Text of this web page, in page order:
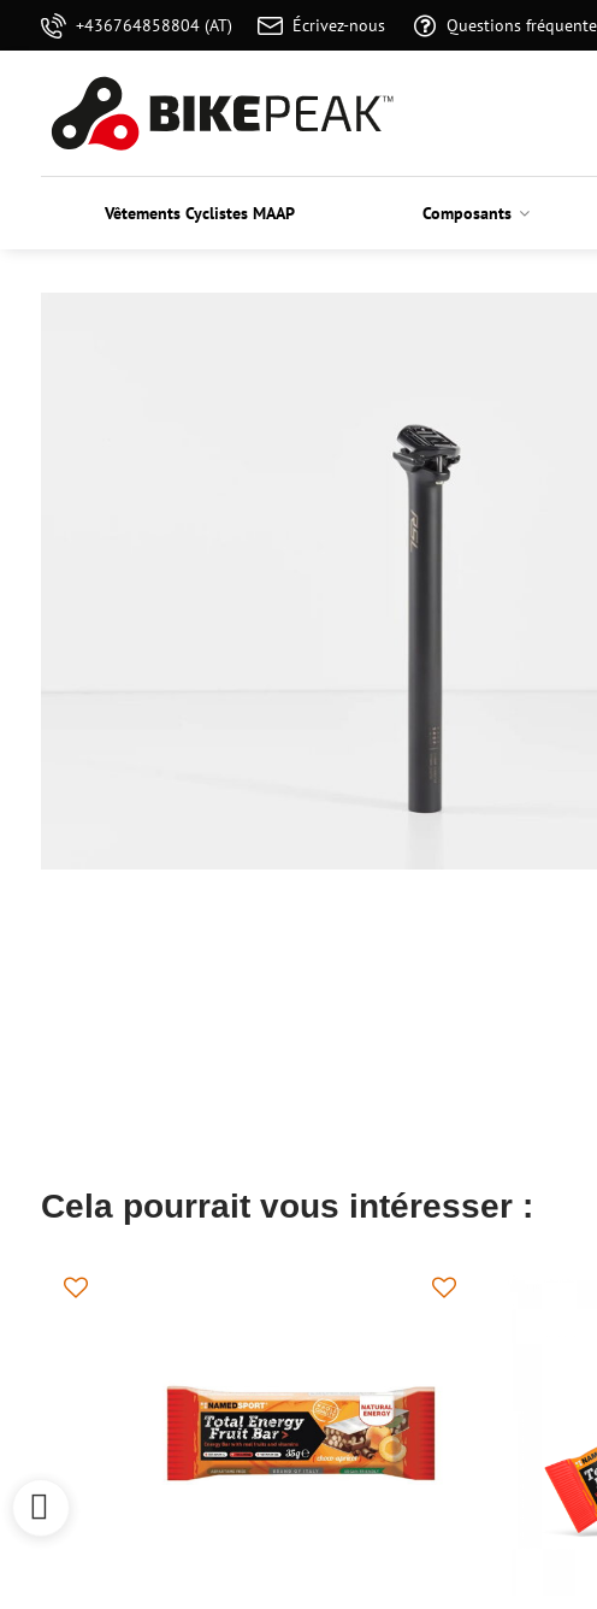
+436764858804 (AT) Écrivez-nous Questions
Vêtements Cyclistes MAAP Composants
Cela pourrait vous intéresser :